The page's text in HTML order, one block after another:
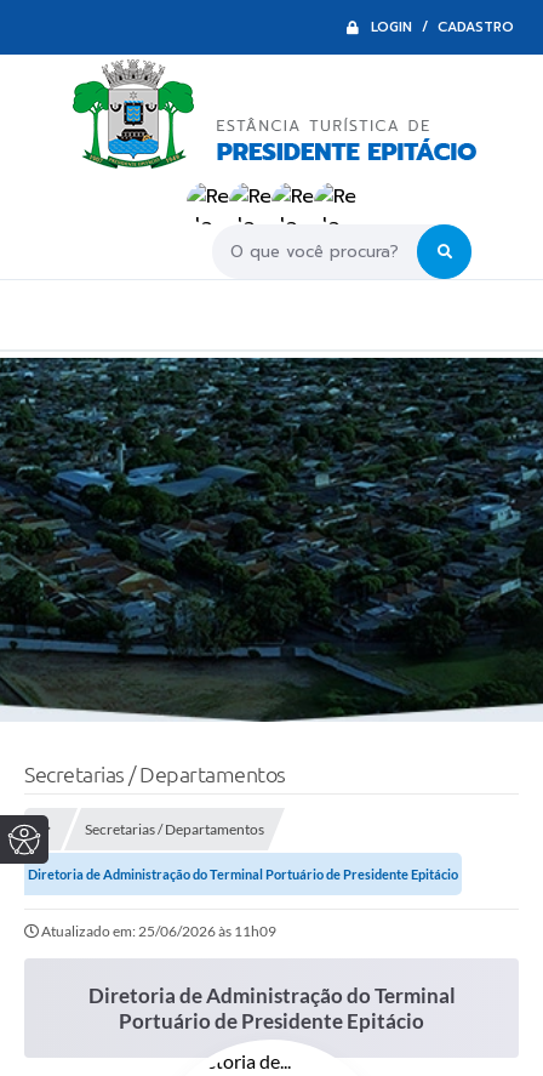
LOGIN / CADASTRO
Secretarias / Departamentos
Secretarias / Departamentos
Diretoria de Administração do Terminal Portuário de Presidente Epitácio
Atualizado em: 25/06/2026 às 11h09
Diretoria de Administração do Terminal
Portuário de Presidente Epitácio